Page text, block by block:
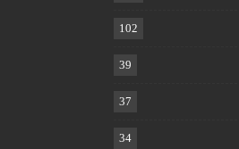
102
39
37
34